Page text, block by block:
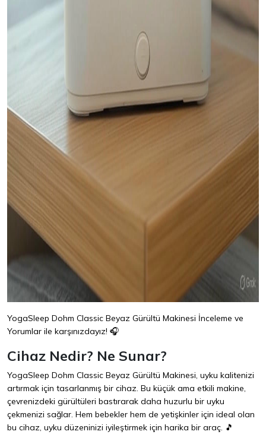
YogaSleep Dohm Classic Beyaz Gürültü Makinesi İnceleme ve
Yorumlar ile karşınızdayız! 🎧
Cihaz Nedir? Ne Sunar?
YogaSleep Dohm Classic Beyaz Gürültü Makinesi, uyku kalitenizi
artırmak için tasarlanmış bir cihaz. Bu küçük ama etkili makine,
çevrenizdeki gürültüleri bastırarak daha huzurlu bir uyku
çekmenizi sağlar. Hem bebekler hem de yetişkinler için ideal olan
bu cihaz, uyku düzeninizi iyileştirmek için harika bir araç. 🎵